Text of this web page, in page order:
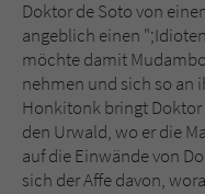
Doktor de Soto von
angeblich einen
möchte damit
nehmen und sich so an
Honkitonk bringt Doktor
den Urwald, wo er die
auf die Einwände von
sich der Affe davon,